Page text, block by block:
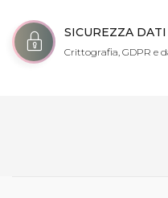
SICUREZZA DATI
Crittografia, GDPR e